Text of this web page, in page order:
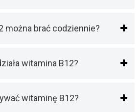
można brać codziennie?
witamina B12?
witaminę B12?